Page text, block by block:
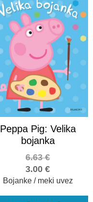
Peppa Pig: Velika
bojanka
3.00€
6.63€
Bojanke / meki uvez